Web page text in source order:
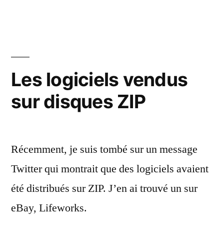
Les logiciels vendus
sur disques ZIP
Récemment, je suis tombé sur un message
Twitter qui montrait que des logiciels avaient
été distribués sur ZIP. J’en ai trouvé un sur
eBay, Lifeworks.